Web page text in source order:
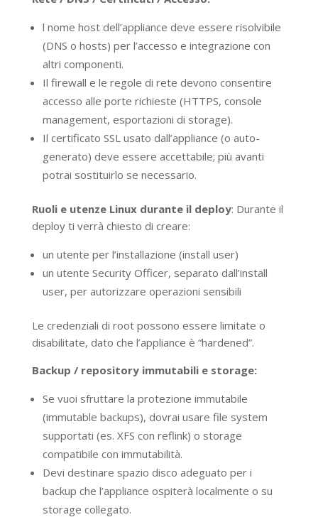
l nome host dell’appliance deve essere risolvibile
(DNS o hosts) per l’accesso e integrazione con
altri componenti.
Il firewall e le regole di rete devono consentire
accesso alle porte richieste (HTTPS, console
management, esportazioni di storage).
Il certificato SSL usato dall’appliance (o auto-
generato) deve essere accettabile; più avanti
potrai sostituirlo se necessario.
Ruoli e utenze Linux durante il deploy: Durante il
deploy ti verrà chiesto di creare:
un utente per l’installazione (install user)
un utente Security Officer, separato dall’install
user, per autorizzare operazioni sensibili
Le credenziali di root possono essere limitate o
disabilitate, dato che l’appliance è “hardened”.
Backup / repository immutabili e storage:
Se vuoi sfruttare la protezione immutabile
(immutable backups), dovrai usare file system
supportati (es. XFS con reflink) o storage
compatibile con immutabilità.
Devi destinare spazio disco adeguato per i
backup che l’appliance ospiterà localmente o su
storage collegato.